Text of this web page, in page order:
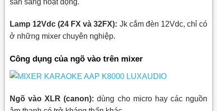
sẵn sàng hoạt động.
Lamp 12Vdc (24 FX và 32FX): Jk cắm đèn 12Vdc, chỉ có
ở những mixer chuyên nghiệp.
Công dụng của ngõ vào trên mixer
Ngõ vào XLR (canon): dùng cho micro hay các nguồn